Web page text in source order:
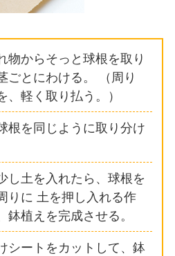
物からそっと球根を取り
ごとにわける。
（周り
、軽く取り払う。）
根を同じように取り分け
し土を入れたら、球根を
りに 土を押し入れる作
鉢植えを完成させる。
シートをカットして、鉢